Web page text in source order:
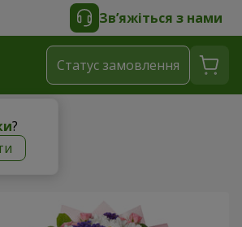
Зв’яжіться з нами
?
Статус замовлення